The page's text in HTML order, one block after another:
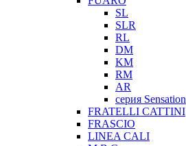
SL
SLR
RL
DM
KM
RM
AR
серия Sensation
FRATELLI CATTINI
FRASCIO
LINEA CALI